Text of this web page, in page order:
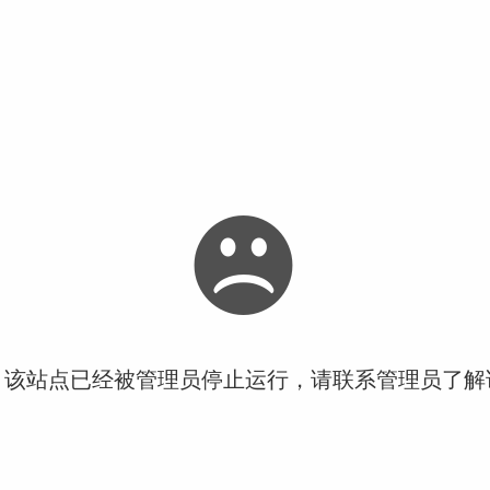
站点已经被管理员停止运行，请联系管理员了